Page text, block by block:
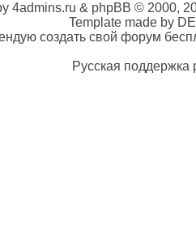
4admins.ru & phpBB © 2000,
Template made by
создать свой форум
Русская поддержка